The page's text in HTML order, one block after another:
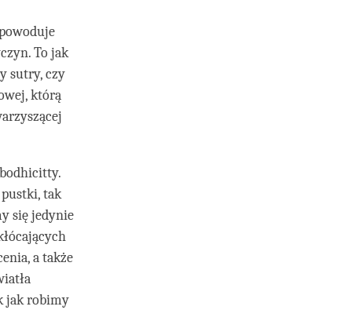
To jak
sutry, czy
którą
tak
się jedynie
a także
jak robimy